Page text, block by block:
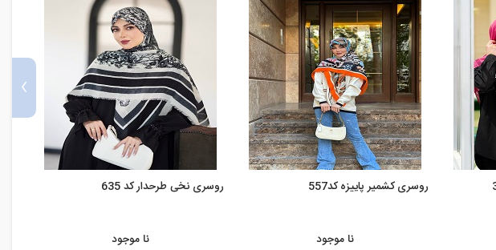
روسری کشمیر پاییزه کد557
نا موجود
روسری نخی طرحدار کد 635
نا موجود
›